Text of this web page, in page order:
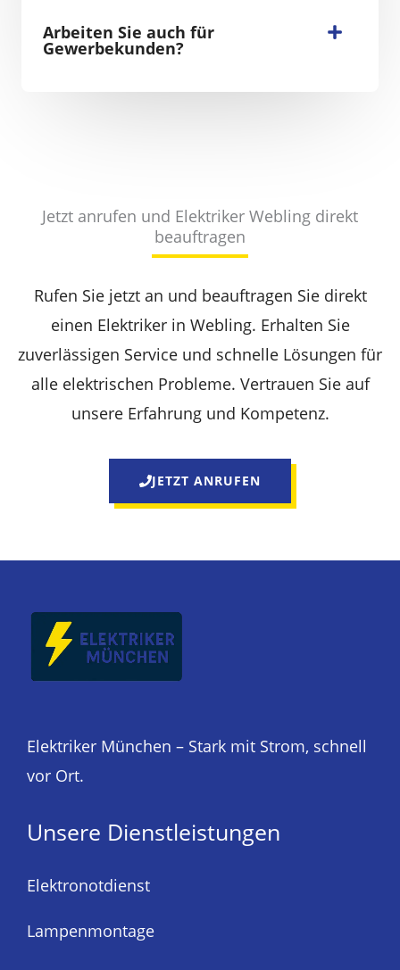
Arbeiten Sie auch für
Gewerbekunden?
Jetzt anrufen und Elektriker Webling direkt
beauftragen
Rufen Sie jetzt an und beauftragen Sie direkt
einen Elektriker in Webling. Erhalten Sie
zuverlässigen Service und schnelle Lösungen für
alle elektrischen Probleme. Vertrauen Sie auf
unsere Erfahrung und Kompetenz.
JETZT ANRUFEN
Elektriker München – Stark mit Strom, schnell
vor Ort.
Unsere Dienstleistungen
Elektronotdienst
Lampenmontage